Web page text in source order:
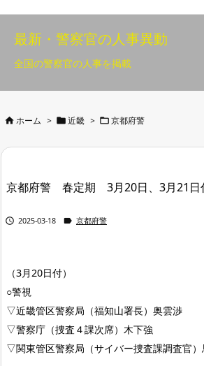
最新・警察官の人事異動
全国の警察官の人事を掲載
 ホーム >  近畿 >  京都府警
京都府警 春定期 3月20日、3月21
 2025-03-18  京都府警
（3月20日付）
○警視
▽近畿管区警察局（福知山署長）奥雲渉
▽警察庁（捜査４課次席）木下強
▽関東管区警察局（サイバー捜査課調査官